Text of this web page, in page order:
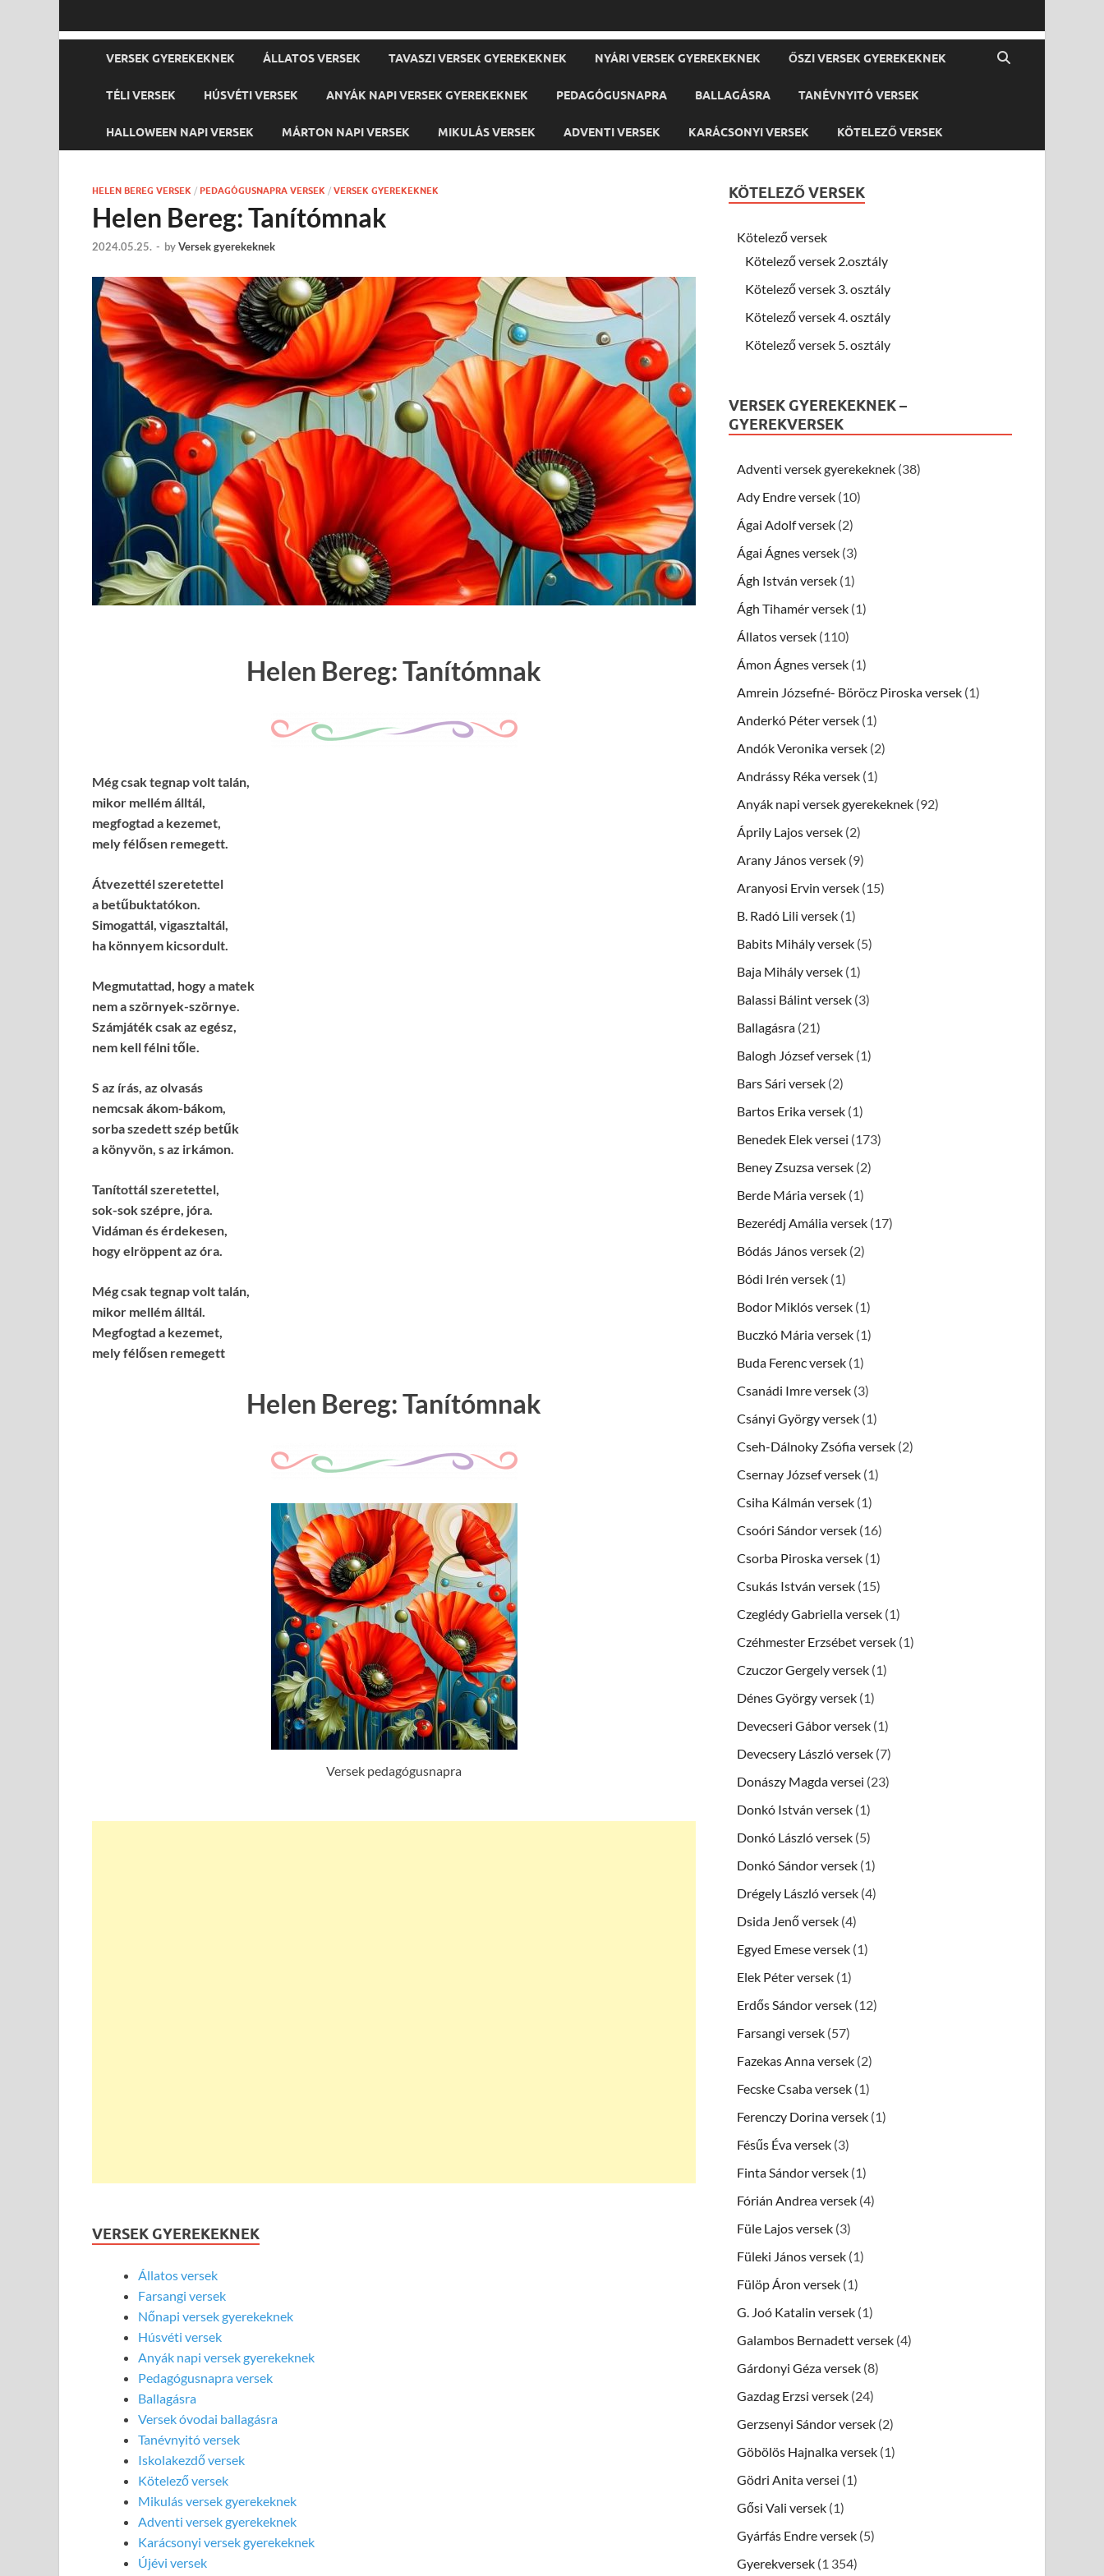
VERSEK GYEREKEKNEK ÁLLATOS VERSEK TAVASZI VERSEK GYEREKEKNEK NYÁRI VERSEK GYEREKEKNEK ŐSZI VERSEK GYEREKEKNEK
TÉLI VERSEK HÚSVÉTI VERSEK ANYÁK NAPI VERSEK GYEREKEKNEK PEDAGÓGUSNAPRA BALLAGÁSRA TANÉVNYITÓ VERSEK
HALLOWEEN NAPI VERSEK MÁRTON NAPI VERSEK MIKULÁS VERSEK ADVENTI VERSEK KARÁCSONYI VERSEK KÖTELEZŐ VERSEK
HELEN BEREG VERSEK / PEDAGÓGUSNAPRA VERSEK / VERSEK GYEREKEKNEK
Helen Bereg: Tanítómnak
2024.05.25. - byVersek gyerekeknek
Helen Bereg: Tanítómnak
Még csak tegnap volt talán,
mikor mellém álltál,
megfogtad a kezemet,
mely félősen remegett.
Átvezettél szeretettel
a betűbuktatókon.
Simogattál, vigasztaltál,
ha könnyem kicsordult.
Megmutattad, hogy a matek
nem a szörnyek-szörnye.
Számjáték csak az egész,
nem kell félni tőle.
S az írás, az olvasás
nemcsak ákom-bákom,
sorba szedett szép betűk
a könyvön, s az irkámon.
Tanítottál szeretettel,
sok-sok szépre, jóra.
Vidáman és érdekesen,
hogy elröppent az óra.
Még csak tegnap volt talán,
mikor mellém álltál.
Megfogtad a kezemet,
mely félősen remegett
Helen Bereg: Tanítómnak
Versek pedagógusnapra
VERSEK GYEREKEKNEK
Állatos versek
Farsangi versek
Nőnapi versek gyerekeknek
Húsvéti versek
Anyák napi versek gyerekeknek
Pedagógusnapra versek
Ballagásra
Versek óvodai ballagásra
Tanévnyitó versek
Iskolakezdő versek
Kötelező versek
Mikulás versek gyerekeknek
Adventi versek gyerekeknek
Karácsonyi versek gyerekeknek
Újévi versek
KÖTELEZŐ VERSEK
Kötelező versek
Kötelező versek 2.osztály
Kötelező versek 3. osztály
Kötelező versek 4. osztály
Kötelező versek 5. osztály
VERSEK GYEREKEKNEK –
GYEREKVERSEK
Adventi versek gyerekeknek (38)
Ady Endre versek (10)
Ágai Adolf versek (2)
Ágai Ágnes versek (3)
Ágh István versek (1)
Ágh Tihamér versek (1)
Állatos versek (110)
Ámon Ágnes versek (1)
Amrein Józsefné- Böröcz Piroska versek (1)
Anderkó Péter versek (1)
Andók Veronika versek (2)
Andrássy Réka versek (1)
Anyák napi versek gyerekeknek (92)
Áprily Lajos versek (2)
Arany János versek (9)
Aranyosi Ervin versek (15)
B. Radó Lili versek (1)
Babits Mihály versek (5)
Baja Mihály versek (1)
Balassi Bálint versek (3)
Ballagásra (21)
Balogh József versek (1)
Bars Sári versek (2)
Bartos Erika versek (1)
Benedek Elek versei (173)
Beney Zsuzsa versek (2)
Berde Mária versek (1)
Bezerédj Amália versek (17)
Bódás János versek (2)
Bódi Irén versek (1)
Bodor Miklós versek (1)
Buczkó Mária versek (1)
Buda Ferenc versek (1)
Csanádi Imre versek (3)
Csányi György versek (1)
Cseh-Dálnoky Zsófia versek (2)
Csernay József versek (1)
Csiha Kálmán versek (1)
Csoóri Sándor versek (16)
Csorba Piroska versek (1)
Csukás István versek (15)
Czeglédy Gabriella versek (1)
Czéhmester Erzsébet versek (1)
Czuczor Gergely versek (1)
Dénes György versek (1)
Devecseri Gábor versek (1)
Devecsery László versek (7)
Donászy Magda versei (23)
Donkó István versek (1)
Donkó László versek (5)
Donkó Sándor versek (1)
Drégely László versek (4)
Dsida Jenő versek (4)
Egyed Emese versek (1)
Elek Péter versek (1)
Erdős Sándor versek (12)
Farsangi versek (57)
Fazekas Anna versek (2)
Fecske Csaba versek (1)
Ferenczy Dorina versek (1)
Fésűs Éva versek (3)
Finta Sándor versek (1)
Fórián Andrea versek (4)
Füle Lajos versek (3)
Füleki János versek (1)
Fülöp Áron versek (1)
G. Joó Katalin versek (1)
Galambos Bernadett versek (4)
Gárdonyi Géza versek (8)
Gazdag Erzsi versek (24)
Gerzsenyi Sándor versek (2)
Göbölös Hajnalka versek (1)
Gödri Anita versei (1)
Gősi Vali versek (1)
Gyárfás Endre versek (5)
Gyerekversek (1 354)